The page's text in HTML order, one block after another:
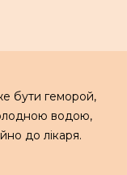
бути геморой,
водою,
до лікаря.